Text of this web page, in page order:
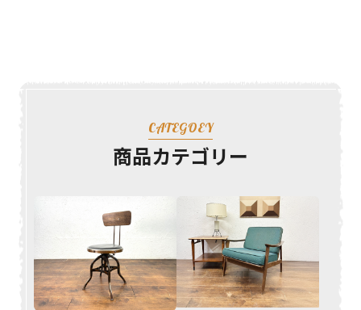
CATEGOEY
商品カテゴリー